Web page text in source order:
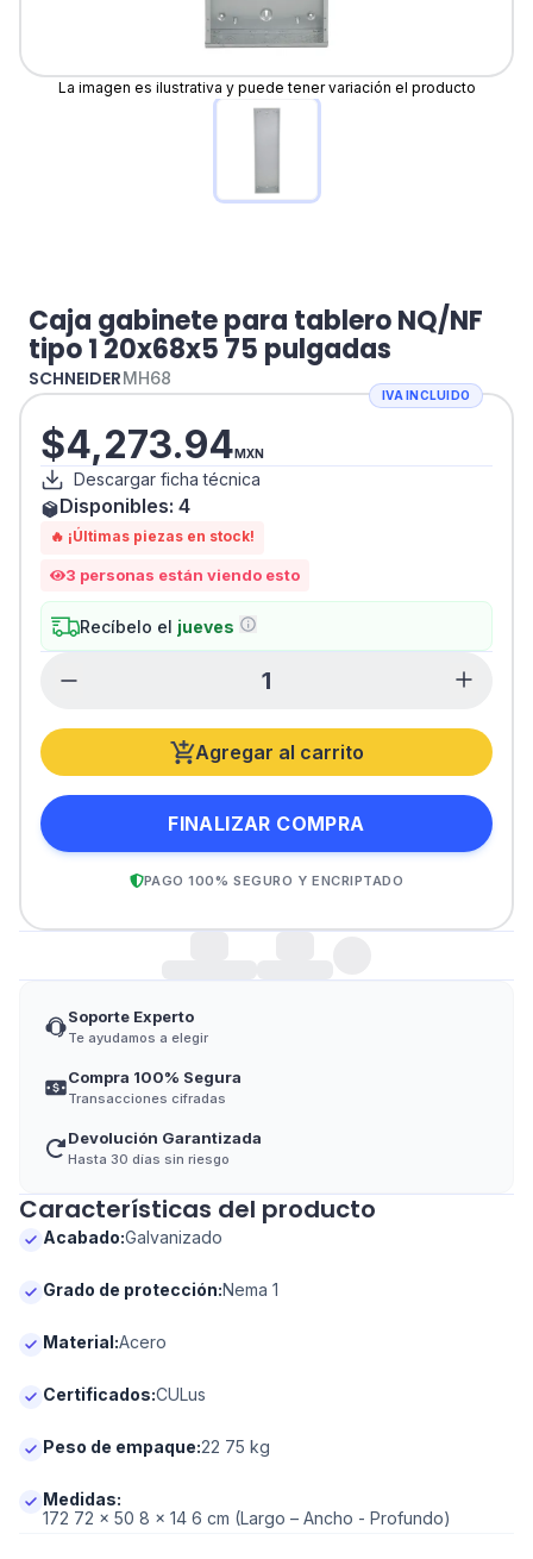
La imagen es ilustrativa y puede tener variación el producto
Caja gabinete para tablero NQ/NF
tipo 1 20x68x5 75 pulgadas
SCHNEIDERMH68
IVA INCLUIDO
$4,273.94MXN
Descargar ficha técnica
Disponibles: 4
🔥 ¡Últimas piezas en stock!
3 personas están viendo esto
Recíbelo el jueves
Agregar al carrito
FINALIZAR COMPRA
PAGO 100% SEGURO Y ENCRIPTADO
Soporte Experto
Te ayudamos a elegir
Compra 100% Segura
Transacciones cifradas
Devolución Garantizada
Hasta 30 días sin riesgo
Características del producto
Acabado:Galvanizado
Grado de protección:Nema 1
Material:Acero
Certificados:CULus
Peso de empaque:22 75 kg
Medidas:
172 72 x 50 8 x 14 6 cm (Largo – Ancho - Profundo)